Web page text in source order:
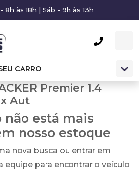
8h às 18h | Sáb - 9h às 13h
CARRO
Premier 1.4
Aut
não está mais
nosso estoque
nova busca ou entrar em
equipe para encontrar o veículo